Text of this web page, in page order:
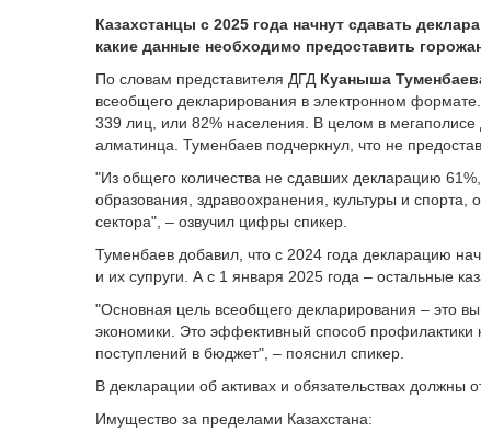
Казахстанцы с 2025 года начнут сдавать
какие данные необходимо предоставить
По словам представителя ДГД Куаныша
всеобщего декларирования в электронном
339 лиц, или 82% населения. В целом в
алматинца. Туменбаев подчеркнул, что не
"Из общего количества не сдавших декларацию
образования, здравоохранения, культуры и спорта,
сектора", – озвучил цифры спикер.
Туменбаев добавил, что с 2024 года декларацию
и их супруги. А с 1 января 2025 года – остальные
"Основная цель всеобщего декларирования – это
экономики. Это эффективный способ
поступлений в бюджет", – пояснил спикер.
В декларации об активах и обязательствах должны
Имущество за пределами Казахстана: